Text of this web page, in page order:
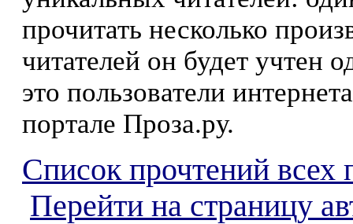
прочитать несколько
читателей он будет учтен
это пользователи
портале Проза.ру.
Список прочтений всех
Перейти на страницу